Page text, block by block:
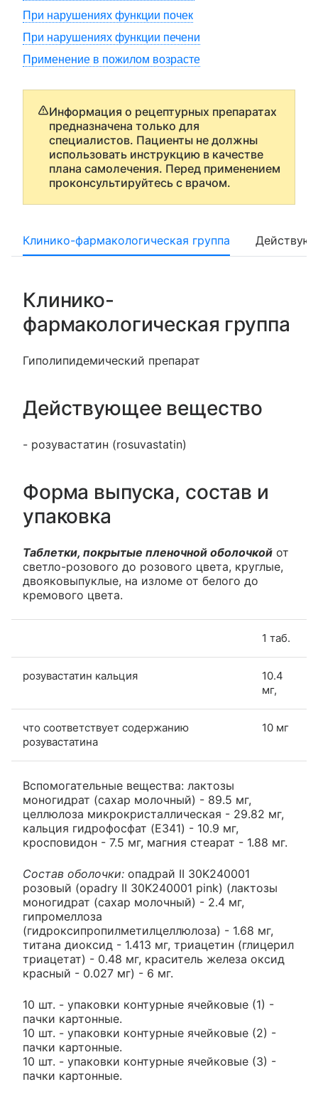
При нарушениях функции почек
При нарушениях функции печени
Применение в пожилом возрасте
Информация о рецептурных препаратах
предназначена только для
специалистов. Пациенты не должны
использовать инструкцию в качестве
плана самолечения. Перед применением
проконсультируйтесь с врачом.
Клинико-фармакологическая группа
Клинико-
фармакологическая группа
Гиполипидемический препарат
Действующее вещество
- розувастатин (rosuvastatin)
Форма выпуска, состав и
упаковка
Таблетки, покрытые пленочной оболочкой от
светло-розового до розового цвета, круглые,
двояковыпуклые, на изломе от белого до
кремового цвета.
1 таб.
розувастатин кальция
10.4
мг,
что соответствует содержанию
розувастатина
10 мг
Вспомогательные вещества: лактозы
моногидрат (сахар молочный) - 89.5 мг,
целлюлоза микрокристаллическая - 29.82 мг,
кальция гидрофосфат (E341) - 10.9 мг,
кросповидон - 7.5 мг, магния стеарат - 1.88 мг.
Состав оболочки: опадрай II 30K240001
розовый (opadry II 30K240001 pink) (лактозы
моногидрат (сахар молочный) - 2.4 мг,
гипромеллоза
(гидроксипропилметилцеллюлоза) - 1.68 мг,
титана диоксид - 1.413 мг, триацетин (глицерил
триацетат) - 0.48 мг, краситель железа оксид
красный - 0.027 мг) - 6 мг.
10 шт. - упаковки контурные ячейковые (1) -
пачки картонные.
10 шт. - упаковки контурные ячейковые (2) -
пачки картонные.
10 шт. - упаковки контурные ячейковые (3) -
пачки картонные.